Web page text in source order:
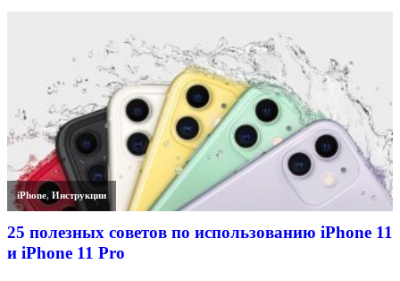
iPhone,Инструкции
25 полезных советов по использованию iPhone 11
и iPhone 11 Pro